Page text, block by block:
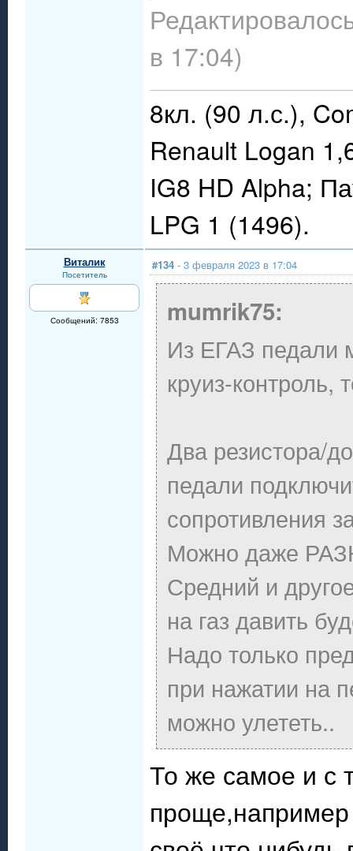
в 17:04)
8кл. (90 л.с.),
Renault Logan
IG8 HD Alpha;
LPG 1 (1496).
Виталик
Посетитель
Сообщений: 7853
#134 - 3 февраля 2023 в 17:04
mumrik75:
Из ЕГАЗ педали
круиз-
Два резистора/
педали
сопротивления
Можно даже
Средний и
на газ давить
Надо только
при нажатии на
можно улететь..
То же самое и с